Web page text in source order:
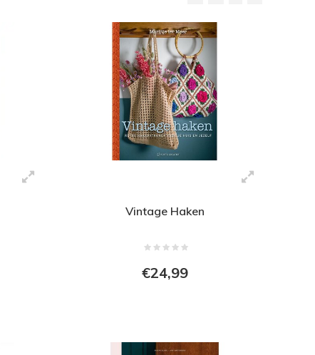
Vintage Haken
€24,99